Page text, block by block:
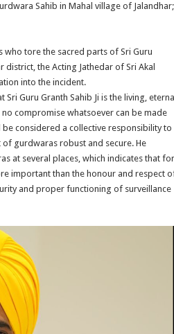
Sahib in Mahal village of Jalandhar;
tore the sacred parts of Sri Guru
district, the Acting Jathedar of Sri Akal
into the incident.
Guru Granth Sahib Ji is the living, eternal
compromise whatsoever can be made
considered a collective responsibility to
gurdwaras robust and secure. He
at several places, which indicates that for
important than the honour and respect
and proper functioning of surveillance